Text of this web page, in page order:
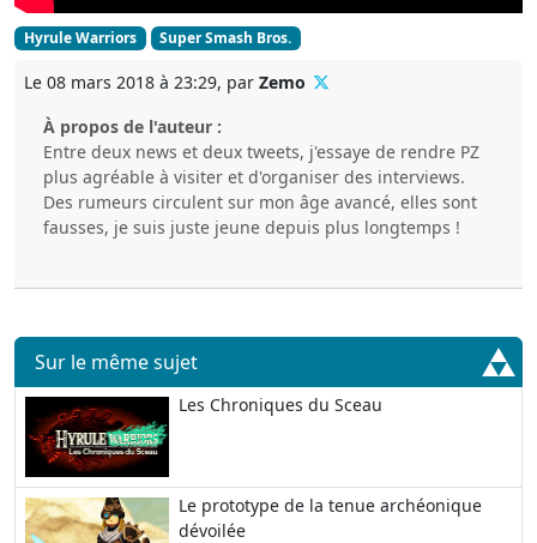
Hyrule Warriors Super Smash Bros.
Le 08 mars 2018 à 23:29, par Zemo
À propos de l'auteur :
Entre deux news et deux tweets, j'essaye de rendre PZ
plus agréable à visiter et d'organiser des interviews.
Des rumeurs circulent sur mon âge avancé, elles sont
fausses, je suis juste jeune depuis plus longtemps !
Sur le même sujet
Les Chroniques du Sceau
Le prototype de la tenue archéonique
dévoilée